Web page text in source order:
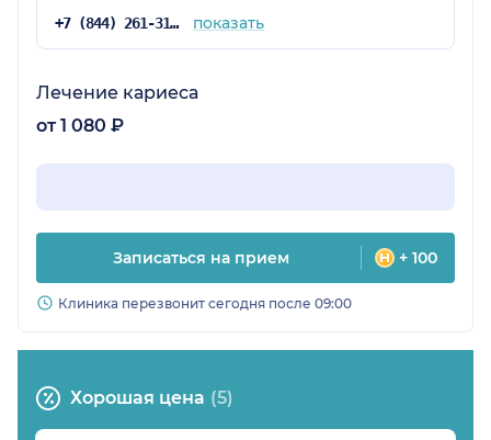
+7 (844) 261-31-06 показать
Лечение кариеса
от 1 080 ₽
Записаться на прием + 100
Клиника перезвонит сегодня после 09:00
Хорошая цена (5)